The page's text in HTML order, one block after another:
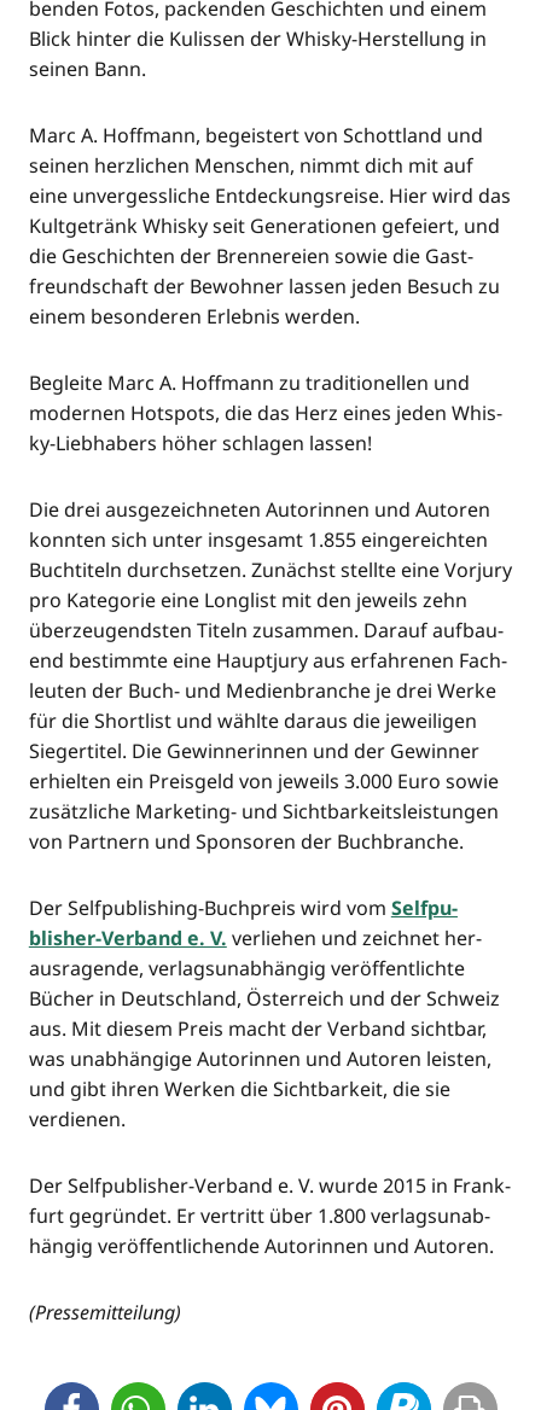
ben­den Fotos, packen­den Geschich­ten und einem
Blick hin­ter die Kulis­sen der Whis­ky-Her­stel­lung in
sei­nen Bann.
Marc A. Hoff­mann, begeis­tert von Schott­land und
sei­nen herz­li­chen Men­schen, nimmt dich mit auf
eine unver­gess­li­che Ent­de­ckungs­rei­se. Hier wird das
Kult­ge­tränk Whis­ky seit Gene­ra­tio­nen gefei­ert, und
die Geschich­ten der Bren­ne­rei­en sowie die Gast­
freund­schaft der Bewoh­ner las­sen jeden Besuch zu
einem beson­de­ren Erleb­nis werden.
Beglei­te Marc A. Hoff­mann zu tra­di­tio­nel­len und
moder­nen Hot­spots, die das Herz eines jeden Whis­
ky-Lieb­ha­bers höher schla­gen lassen!
Die drei aus­ge­zeich­ne­ten Autorin­nen und Autoren
konn­ten sich unter ins­ge­samt 1.855 ein­ge­reich­ten
Buch­ti­teln durch­set­zen. Zunächst stell­te eine Vor­ju­ry
pro Kate­go­rie eine Long­list mit den jeweils zehn
über­zeu­gends­ten Titeln zusam­men. Dar­auf auf­bau­
end bestimm­te eine Haupt­ju­ry aus erfah­re­nen Fach­
leu­ten der Buch- und Medi­en­bran­che je drei Wer­ke
für die Short­list und wähl­te dar­aus die jewei­li­gen
Sie­ger­ti­tel. Die Gewin­ne­rin­nen und der Gewin­ner
erhiel­ten ein Preis­geld von jeweils 3.000 Euro sowie
zusätz­li­che Mar­ke­ting- und Sicht­bar­keits­leis­tun­gen
von Part­nern und Spon­so­ren der Buchbranche.
Der Self­pu­bli­shing-Buch­preis wird vom Self­pu­
blisher-Ver­band e. V. ver­lie­hen und zeich­net her­
aus­ra­gen­de, ver­lags­un­ab­hän­gig ver­öf­fent­lich­te
Bücher in Deutsch­land, Öster­reich und der Schweiz
aus. Mit die­sem Preis macht der Ver­band sicht­bar,
was unab­hän­gi­ge Autorin­nen und Autoren leis­ten,
und gibt ihren Wer­ken die Sicht­bar­keit, die sie
verdienen.
Der Self­pu­blisher-Ver­band e. V. wur­de 2015 in Frank­
furt gegrün­det. Er ver­tritt über 1.800 ver­lags­un­ab­
hän­gig ver­öf­fent­li­chen­de Autorin­nen und Autoren.
(Pres­se­mit­tei­lung)